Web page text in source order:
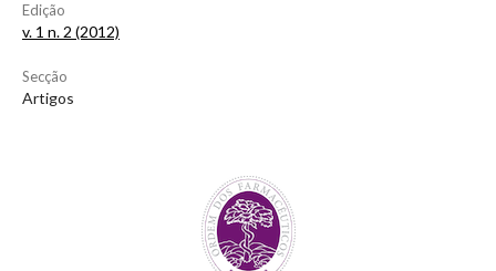
Edição
v. 1 n. 2 (2012)
Secção
Artigos